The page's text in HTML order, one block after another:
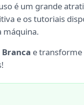
é um grande
e os tutoriais
máquina.
Branca e transforme